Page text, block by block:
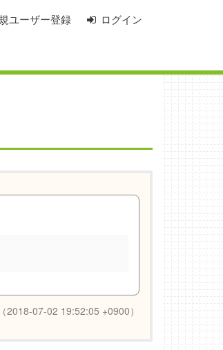
ユーザー登録 ログイン
（2018-07-02 19:52:05 +0900）